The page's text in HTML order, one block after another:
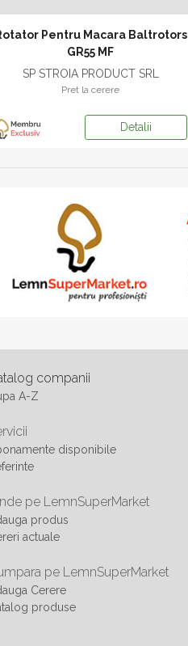
Pentru Macara Baltrotors
GR55 MF
SP STROIA PRODUCT SRL
Pret la cerere
Detalii
companii
A-Z
disponibile
pe LemnSuperMarket
produs
actuale
pe LemnSuperMarket
Cerere
produse